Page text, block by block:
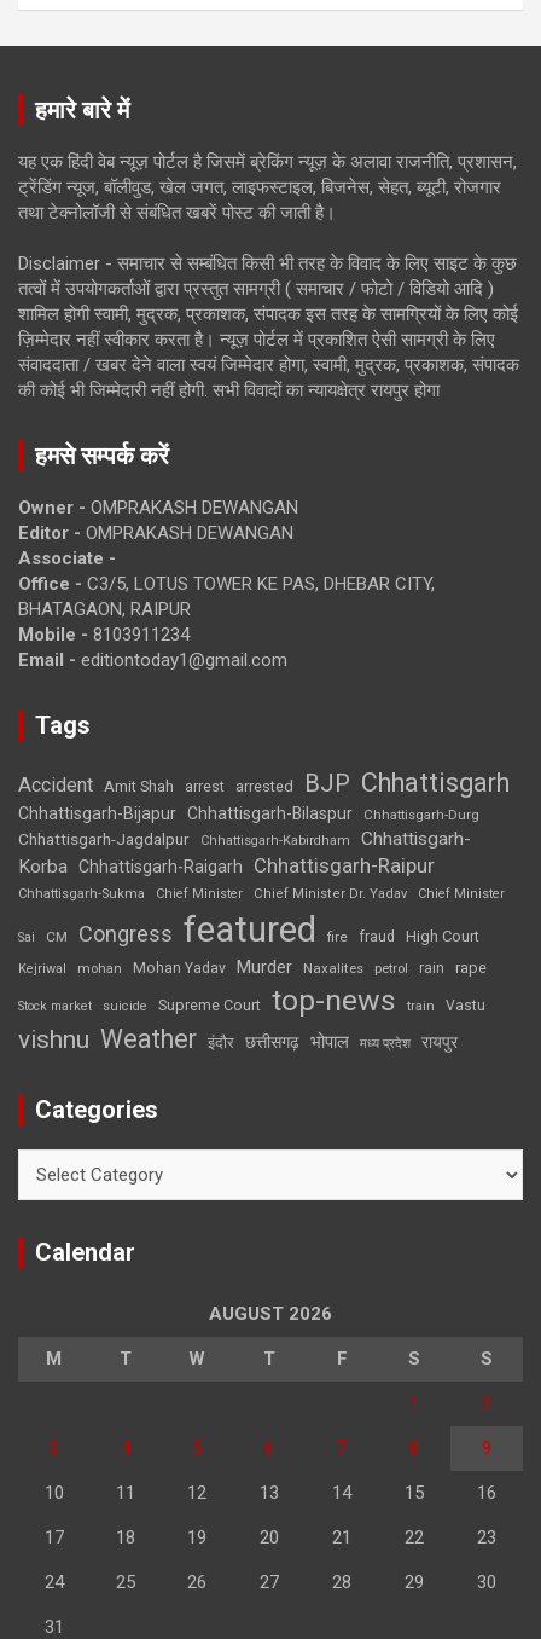
हमारे बारे में
यह एक हिंदी वेब न्यूज़ पोर्टल है जिसमें ब्रेकिंग न्यूज़ के अलावा राजनीति, प्रशासन,
ट्रेंडिंग न्यूज, बॉलीवुड, खेल जगत, लाइफस्टाइल, बिजनेस, सेहत, ब्यूटी, रोजगार
तथा टेक्नोलॉजी से संबंधित खबरें पोस्ट की जाती है।
Disclaimer - समाचार से सम्बंधित किसी भी तरह के विवाद के लिए साइट के कुछ
तत्वों में उपयोगकर्ताओं द्वारा प्रस्तुत सामग्री ( समाचार / फोटो / विडियो आदि )
शामिल होगी स्वामी, मुद्रक, प्रकाशक, संपादक इस तरह के सामग्रियों के लिए कोई
ज़िम्मेदार नहीं स्वीकार करता है। न्यूज़ पोर्टल में प्रकाशित ऐसी सामग्री के लिए
संवाददाता / खबर देने वाला स्वयं जिम्मेदार होगा, स्वामी, मुद्रक, प्रकाशक, संपादक
की कोई भी जिम्मेदारी नहीं होगी. सभी विवादों का न्यायक्षेत्र रायपुर होगा
हमसे सम्पर्क करें
Owner - OMPRAKASH DEWANGAN
Editor - OMPRAKASH DEWANGAN
Associate -
Office - C3/5, LOTUS TOWER KE PAS, DHEBAR CITY,
BHATAGAON, RAIPUR
Mobile - 8103911234
Email - editiontoday1@gmail.com
Tags
Accident Amit Shah arrest arrested BJP Chhattisgarh
Chhattisgarh-Bijapur Chhattisgarh-Bilaspur Chhattisgarh-Durg
Chhattisgarh-Jagdalpur Chhattisgarh-Kabirdham
Chhattisgarh-
Korba Chhattisgarh-Raigarh Chhattisgarh-Raipur
Chhattisgarh-Sukma Chief Minister Chief Minister Dr. Yadav Chief Minister
Sai CM Congress featured fire fraud High Court
Kejriwal mohan Mohan Yadav Murder Naxalites petrol rain rape
Stock market suicide Supreme Court top-news train Vastu
vishnu Weather इंदौर छत्तीसगढ़ भोपाल मध्य प्रदेश रायपुर
Categories
Calendar
AUGUST 2026
M T W T F S S
1 2
3 4 5 6 7 8 9
10 11 12 13 14 15 16
17 18 19 20 21 22 23
24 25 26 27 28 29 30
31